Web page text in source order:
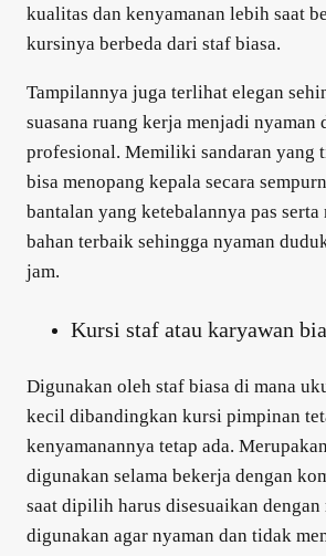
kualitas dan kenyamanan lebih saat
kursinya berbeda dari staf biasa.
Tampilannya juga terlihat elegan
suasana ruang kerja menjadi nyaman
profesional. Memiliki sandaran yang
bisa menopang kepala secara
bantalan yang ketebalannya pas serta
bahan terbaik sehingga nyaman
jam.
Kursi staf atau karyawan
Digunakan oleh staf biasa di mana
kecil dibandingkan kursi pimpinan
kenyamanannya tetap ada.
digunakan selama bekerja dengan
saat dipilih harus disesuaikan dengan
digunakan agar nyaman dan tidak